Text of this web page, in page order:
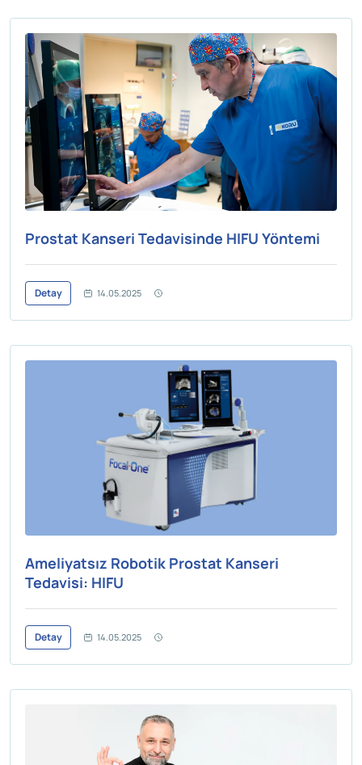
Prostat Kanseri Tedavisinde HIFU Yöntemi
Detay 14.05.2025
Ameliyatsız Robotik Prostat Kanseri
Tedavisi: HIFU
Detay 14.05.2025